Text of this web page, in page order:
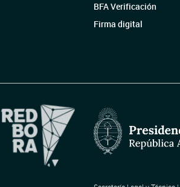
BFA Verificación
Firma digital